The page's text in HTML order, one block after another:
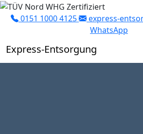
0151 1000 4125
express-
WhatsApp
Express-Entsorgung